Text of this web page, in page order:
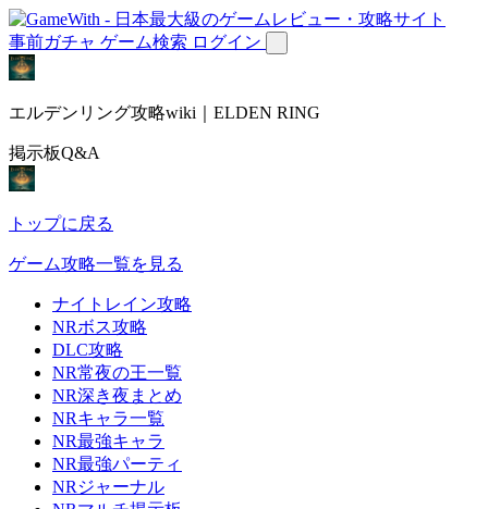
事前ガチャ ゲーム検索 ログイン
エルデンリング攻略wiki｜ELDEN RING
掲示板Q&A
トップに戻る
ゲーム攻略一覧を見る
ナイトレイン攻略
NRボス攻略
DLC攻略
NR常夜の王一覧
NR深き夜まとめ
NRキャラ一覧
NR最強キャラ
NR最強パーティ
NRジャーナル